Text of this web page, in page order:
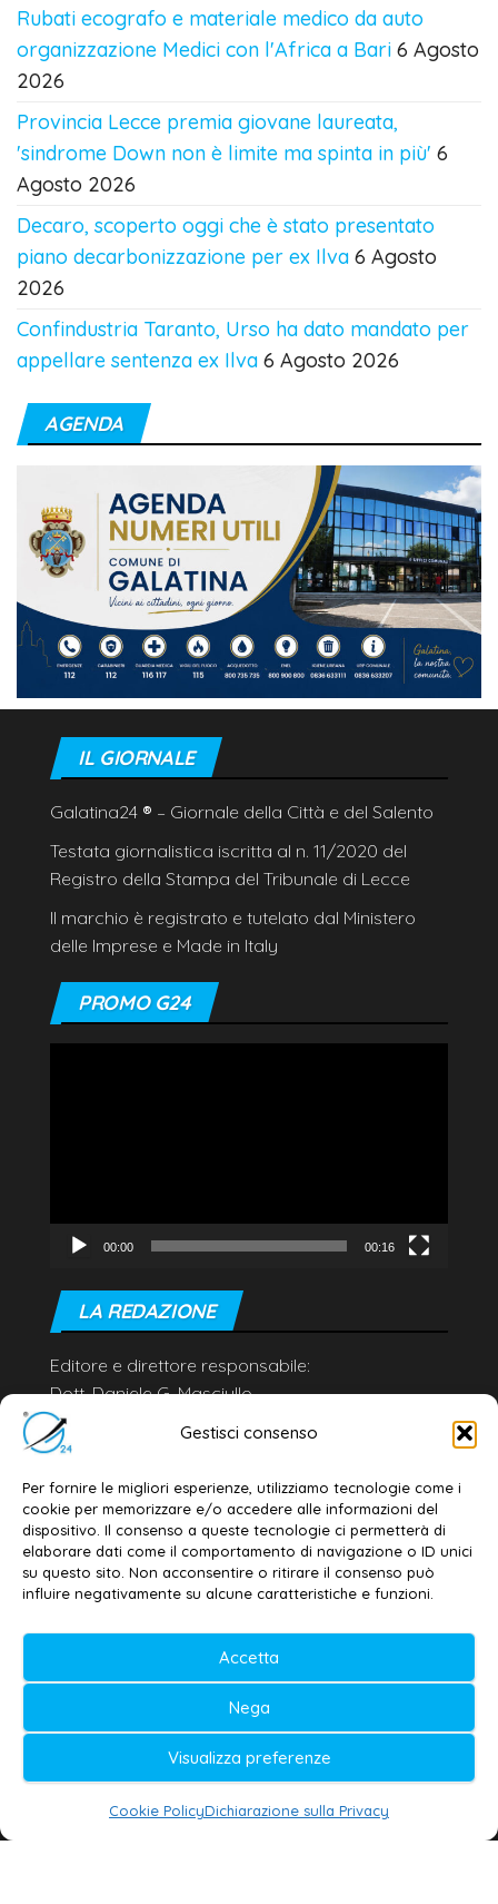
Gestisci consenso
Per fornire le migliori esperienze, utilizziamo tecnologie come i
cookie per memorizzare e/o accedere alle informazioni del
dispositivo. Il consenso a queste tecnologie ci permetterà di
elaborare dati come il comportamento di navigazione o ID unici
su questo sito. Non acconsentire o ritirare il consenso può
influire negativamente su alcune caratteristiche e funzioni.
Accetta
Nega
Visualizza preferenze
Cookie PolicyDichiarazione sulla Privacy
Rubati ecografo e materiale medico da auto
organizzazione Medici con l'Africa a Bari 6 Agosto
2026
Provincia Lecce premia giovane laureata,
'sindrome Down non è limite ma spinta in più' 6
Agosto 2026
Decaro, scoperto oggi che è stato presentato
piano decarbonizzazione per ex Ilva 6 Agosto
2026
Confindustria Taranto, Urso ha dato mandato per
appellare sentenza ex Ilva 6 Agosto 2026
AGENDA
IL GIORNALE
Galatina24 ® – Giornale della Città e del Salento
Testata giornalistica iscritta al n. 11/2020 del
Registro della Stampa del Tribunale di Lecce
Il marchio è registrato e tutelato dal Ministero
delle Imprese e Made in Italy
PROMO G24
00:00 00:16
LA REDAZIONE
Editore e direttore responsabile:
Dott. Daniele G. Masciullo
Email:
redazione@galatina24.it
Privacy policy–Cookie policy
© 2020-2026 | Galatina24 ®
Testata iscritta al n. 11/2020 Registro della
Stampa Tribunale di Lecce
Editore e direttore responsabile:
Daniele G. Masciullo
Galatina24 è marchio registrato dal Ministero
delle Imprese